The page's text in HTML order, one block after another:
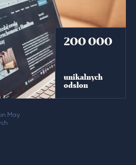
200 000
unikalnych
odsłon
May